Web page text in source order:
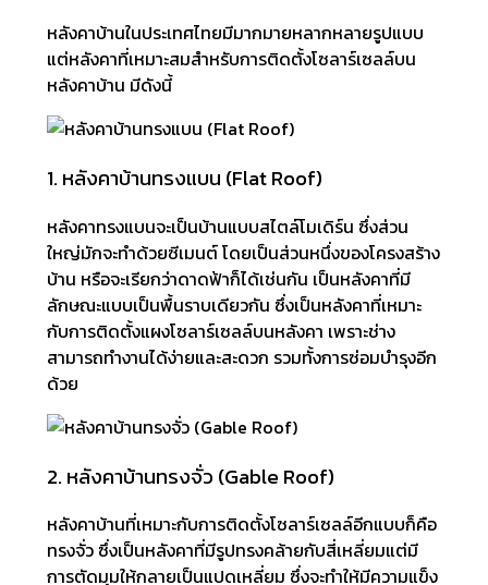
หลังคาบ้านในประเทศไทยมีมากมายหลากหลายรูปแบบ
แต่หลังคาที่เหมาะสมสำหรับการติดตั้งโซลาร์เซลล์บน
หลังคาบ้าน มีดังนี้
1. หลังคาบ้านทรงแบน (Flat Roof)
หลังคาทรงแบนจะเป็นบ้านแบบสไตล์โมเดิร์น ซึ่งส่วน
ใหญ่มักจะทำด้วยซีเมนต์ โดยเป็นส่วนหนึ่งของโครงสร้าง
บ้าน หรือจะเรียกว่าดาดฟ้าก็ได้เช่นกัน เป็นหลังคาที่มี
ลักษณะแบบเป็นพื้นราบเดียวกัน ซึ่งเป็นหลังคาที่เหมาะ
กับการติดตั้งแผงโซลาร์เซลล์บนหลังคา เพราะช่าง
สามารถทำงานได้ง่ายและสะดวก รวมทั้งการซ่อมบำรุงอีก
ด้วย
2. หลังคาบ้านทรงจั่ว (Gable Roof)
หลังคาบ้านที่เหมาะกับการติดตั้งโซลาร์เซลล์อีกแบบก็คือ
ทรงจั่ว ซึ่งเป็นหลังคาที่มีรูปทรงคล้ายกับสี่เหลี่ยมแต่มี
การตัดมุมให้กลายเป็นแปดเหลี่ยม ซึ่งจะทำให้มีความแข็ง